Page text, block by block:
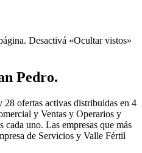
Desactivá «Ocultar vistos»
Pedro.
ofertas activas distribuidas en 4
y Ventas y Operarios y
uno. Las empresas que más
de Servicios y Valle Fértil